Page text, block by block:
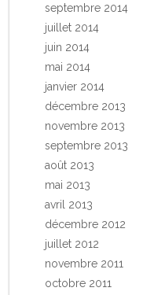
septembre 2014
juillet 2014
juin 2014
mai 2014
janvier 2014
décembre 2013
novembre 2013
septembre 2013
août 2013
mai 2013
avril 2013
décembre 2012
juillet 2012
novembre 2011
octobre 2011